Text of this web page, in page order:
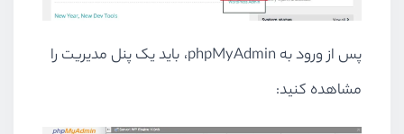
پس از ورود به phpMyAdmin، باید یک پنل مدیریت را
مشاهده کنید: